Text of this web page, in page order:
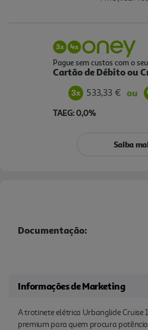
Pague sem custos com o seu
Cartão de Débito ou
533,33 € ou
TAEG: 0,0%
Saiba
Documentação:
Informações de Marketing
A trotinete elétrica Urbanglide Cruise
premium para quem procura